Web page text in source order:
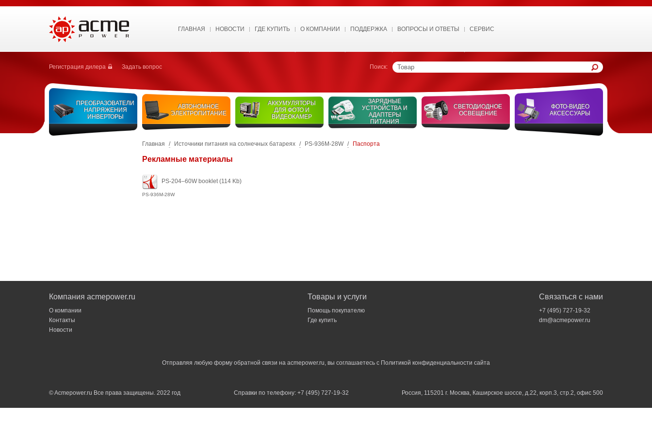
ГЛАВНАЯ НОВОСТИ ГДЕ КУПИТЬ О КОМПАНИИ ПОДДЕРЖКА ВОПРОСЫ И ОТВЕТЫ СЕРВИС
Регистрация дилера Задать вопрос Поиск:
ПРЕОБРАЗОВАТЕЛИ
НАПРЯЖЕНИЯ
ИНВЕРТОРЫ
АВТОНОМНОЕ
ЭЛЕКТРОПИТАНИЕ
АККУМУЛЯТОРЫ
ДЛЯ ФОТО И
ВИДЕОКАМЕР
ЗАРЯДНЫЕ
УСТРОЙСТВА И
АДАПТЕРЫ
ПИТАНИЯ
СВЕТОДИОДНОЕ
ОСВЕЩЕНИЕ
ФОТО-ВИДЕО
АКСЕССУАРЫ
Главная / Источники питания на солнечных батареях / PS-936M-28W / Паспорта
Рекламные материалы
PS-204–60W booklet(114 Kb)
PS-936M-28W
Компания acmepower.ru
О компании
Контакты
Новости
Товары и услуги
Помощь покупателю
Где купить
Связаться с нами
+7 (495) 727-19-32
dm@acmepower.ru
Отправляя любую форму обратной связи на acmepower.ru, вы соглашаетесь с Политикой конфиденциальности сайта
© Acmepower.ru Все права защищены. 2022 год Справки по телефону: +7 (495) 727-19-32 Россия, 115201 г. Москва, Каширское шоссе, д.22, корп.3, стр.2, офис 500